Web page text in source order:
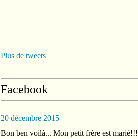
Plus de tweets
Facebook
20 décembre 2015
Bon ben voilà... Mon petit frère est marié!!!